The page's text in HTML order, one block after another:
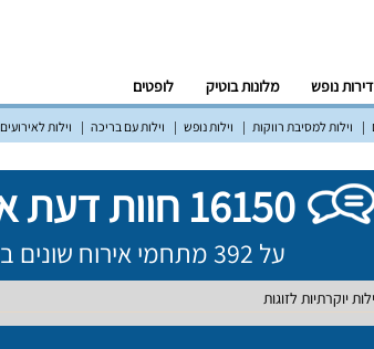
דירות נופש מלונות בוטיק לופטים
וילות למסיבת רווקות וילות נופש וילות עם בריכה וילות לאירועים
16150 חוות דעת אמיתיות!
על 392 מתחמי אירוח שונים ברחבי הארץ
יוקרתיות לזוגות